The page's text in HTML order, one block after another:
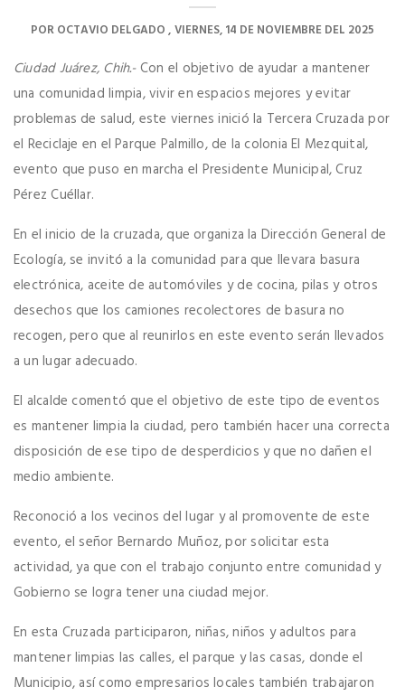
POROCTAVIO DELGADO VIERNES, 14 DE NOVIEMBRE DEL 2025
Ciudad Juárez, Chih.-Con el objetivo de ayudar a mantener
una comunidad limpia, vivir en espacios mejores y evitar
problemas de salud, este viernes inició la Tercera Cruzada por
el Reciclaje en el Parque Palmillo, de la colonia El Mezquital,
evento que puso en marcha el Presidente Municipal, Cruz
Pérez Cuéllar.
En el inicio de la cruzada, que organiza la Dirección General de
Ecología, se invitó a la comunidad para que llevara basura
electrónica, aceite de automóviles y de cocina, pilas y otros
desechos que los camiones recolectores de basura no
recogen, pero que al reunirlos en este evento serán llevados
a un lugar adecuado.
El alcalde comentó que el objetivo de este tipo de eventos
es mantener limpia la ciudad, pero también hacer una correcta
disposición de ese tipo de desperdicios y que no dañen el
medio ambiente.
Reconoció a los vecinos del lugar y al promovente de este
evento, el señor Bernardo Muñoz, por solicitar esta
actividad, ya que con el trabajo conjunto entre comunidad y
Gobierno se logra tener una ciudad mejor.
En esta Cruzada participaron, niñas, niños y adultos para
mantener limpias las calles, el parque y las casas, donde el
Municipio, así como empresarios locales también trabajaron